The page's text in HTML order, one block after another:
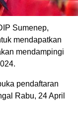
Sumenep,
mendapatkan
mendampingi
pendaftaran
Rabu, 24 April